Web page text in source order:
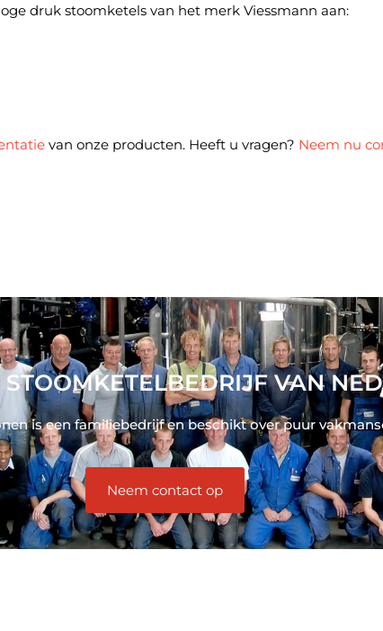
druk stoomketels van het merk Viessmann aan:
van onze producten. Heeft u vragen? Neem nu
VAN
is een familiebedrijf en beschikt over puur
Neem contact op